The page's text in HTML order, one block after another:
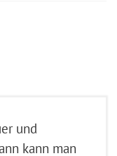
und
kann man